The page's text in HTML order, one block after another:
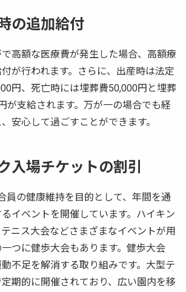
の追加給付
高額な医療費が発生した場合、高額療
が行われます。さらに、出産時は法定
円、死亡時には埋葬費50,000円と埋葬
が支給されます。万が一の場合でも経
安心して過ごすことができます。
入場チケットの割引
員の健康維持を目的として、年間を通
イベントを開催しています。ハイキン
ニス大会などさまざまなイベントが用
つに健歩大会もあります。健歩大会
不足を解消する取り組みです。大型テ
期的に開催されており、広い園内を移